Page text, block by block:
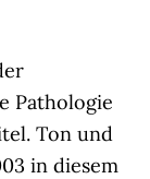
Pathologie
Ton und
in diesem